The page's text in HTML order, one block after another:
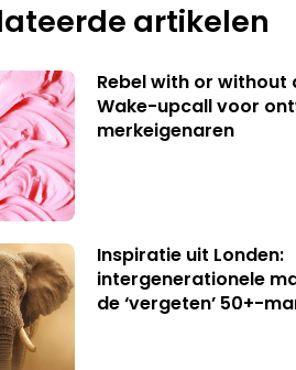
artikelen
Rebel with or without
Wake-upcall voor
merkeigenaren
Inspiratie uit Londen:
intergenerationele
de ‘vergeten’ 50+-